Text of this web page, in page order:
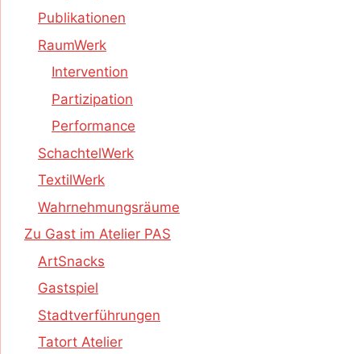
Publikationen
RaumWerk
Intervention
Partizipation
Performance
SchachtelWerk
TextilWerk
Wahrnehmungsräume
Zu Gast im Atelier PAS
ArtSnacks
Gastspiel
Stadtverführungen
Tatort Atelier